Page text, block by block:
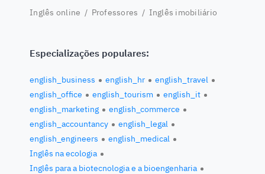
Inglês online / Professores / Inglês imobiliário
Especializações populares:
english_business english_hr
english_travel
english_office
english_tourism
english_it
english_marketing
english_commerce
english_accountancy
english_legal
english_engineers
english_medical
Inglês na ecologia
Inglês para a biotecnologia e a bioengenharia